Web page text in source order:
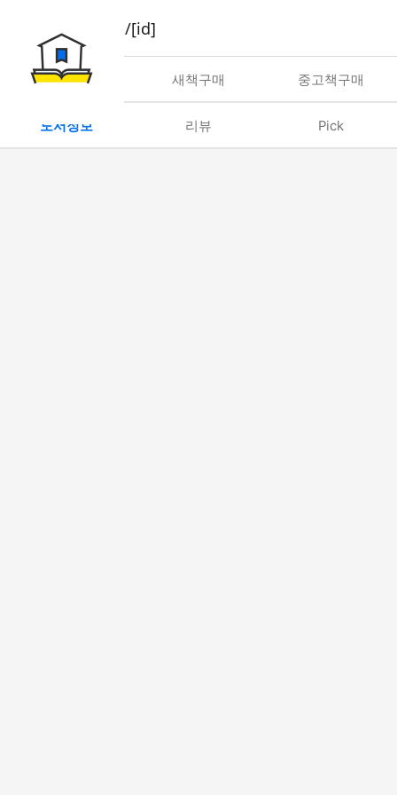
book/rent/[id]
대여 새책구매 중고책구매
도서정보 리뷰 Pick